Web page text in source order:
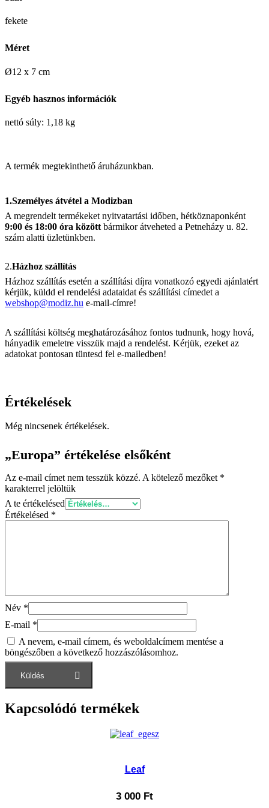
fekete
Méret
Ø12 x 7 cm
Egyéb hasznos információk
nettó súly: 1,18 kg
A termék megtekinthető áruházunkban.
1.Személyes átvétel a Modizban
A megrendelt termékeket nyitvatartási időben, hétköznaponként
9:00 és 18:00 óra között bármikor átveheted a Petneházy u. 82.
szám alatti üzletünkben.
2.Házhoz szállítás
Házhoz szállítás esetén a szállítási díjra vonatkozó egyedi ajánlatért
kérjük, küldd el rendelési adataidat és szállítási címedet a
webshop@modiz.hu e-mail-címre!
A szállítási költség meghatározásához fontos tudnunk, hogy hová,
hányadik emeletre visszük majd a rendelést. Kérjük, ezeket az
adatokat pontosan tüntesd fel e-mailedben!
Értékelések
Még nincsenek értékelések.
„Europa” értékelése elsőként
Az e-mail címet nem tesszük közzé. A kötelező mezőket *
karakterrel jelöltük
A te értékelésed
Értékelésed *
Név *
E-mail *
A nevem, e-mail címem, és weboldalcímem mentése a
böngészőben a következő hozzászólásomhoz.
Kapcsolódó termékek
Leaf
3 000 Ft